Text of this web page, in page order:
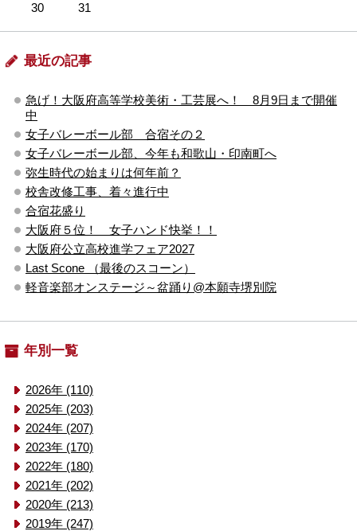
30
31
最近の記事
急げ！大阪府高等学校美術・工芸展へ！ 8月9日まで開催
中
女子バレーボール部 合宿その２
女子バレーボール部、今年も和歌山・印南町へ
弥生時代の始まりは何年前？
校舎改修工事、着々進行中
合宿花盛り
大阪府５位！ 女子ハンド快挙！！
大阪府公立高校進学フェア2027
Last Scone （最後のスコーン）
軽音楽部オンステージ～盆踊り@本願寺堺別院
年別一覧
2026年 (110)
2025年 (203)
2024年 (207)
2023年 (170)
2022年 (180)
2021年 (202)
2020年 (213)
2019年 (247)